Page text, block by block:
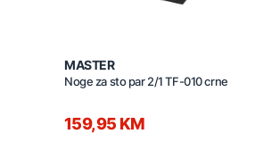
MASTER
Noge za sto par 2/1 TF-010 crne
159,95 KM